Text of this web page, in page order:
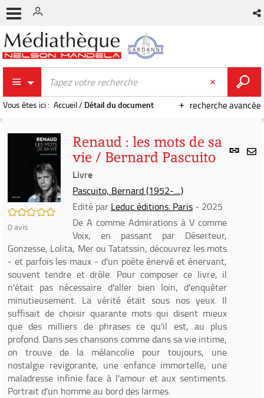
recherche avancée
Vous êtes ici : Accueil/ Détail du document
Lien
/5
0avis
Renaud : les mots de sa
vie / Bernard Pascuito
Livre
Pascuito, Bernard (1952-....)
Edité par Leduc éditions. Paris - 2025
De A comme Admirations à V comme
Voix, en passant par Déserteur,
Gonzesse, Lolita, Mer ou Tatatssin, découvrez les mots
- et parfois les maux - d'un poète énervé et énervant,
souvent tendre et drôle. Pour composer ce livre, il
n'était pas nécessaire d'aller bien loin, d'enquêter
minutieusement. La vérité était sous nos yeux. Il
suffisait de choisir quarante mots qui disent mieux
que des milliers de phrases ce qu'il est, au plus
profond. Dans ses chansons comme dans sa vie intime,
on trouve de la mélancolie pour toujours, une
nostalgie revigorante, une enfance immortelle, une
maladresse infinie face à l'amour et aux sentiments.
Portrait d'un homme au bord des larmes.